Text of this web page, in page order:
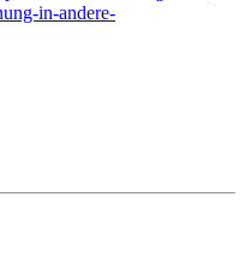
in-andere-